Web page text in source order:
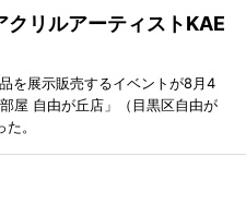
クリルアーティストKAE
を展示販売するイベントが8月4
屋 自由が丘店」（目黒区自由が
。